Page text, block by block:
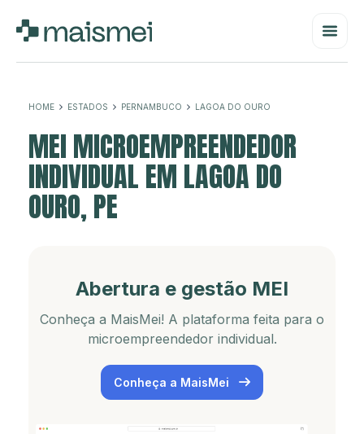
HOME ESTADOS PERNAMBUCO LAGOA DO OURO
MEI MICROEMPREENDEDOR
INDIVIDUAL EM LAGOA DO
OURO, PE
Abertura e gestão MEI
Conheça a MaisMei! A plataforma feita para o
microempreendedor individual.
Conheça a MaisMei